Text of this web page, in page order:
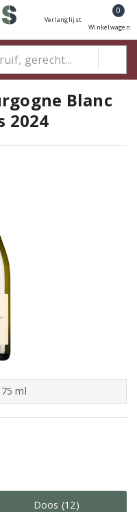
Verlanglijst
0
Winkelwagen
Blanc
2024
ml
Doos (12)